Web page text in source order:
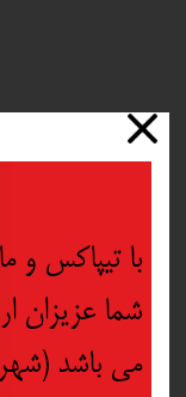
با تیپاکس و
شما عزیزان
می باشد